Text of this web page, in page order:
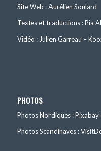
Site Web : Aurélien Soulard
Textes et traductions : Pia
Vidéo : Julien Garreau –
PHOTOS
Photos Nordiques : Pixabay
Photos Scandinaves :